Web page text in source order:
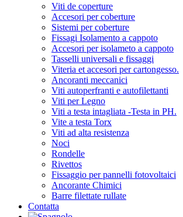
Viti de coperture
Accesori per coberture
Sistemi per coberture
Fissagi Isolamento a cappoto
Accesori per isolameto a cappoto
Tasselli universali e fissaggi
Viteria et accesori per cartongesso.
Ancoranti meccanici
Viti autoperfranti e autofilettanti
Viti per Legno
Viti a testa intagliata -Testa in PH.
Vite a testa Torx
Viti ad alta resistenza
Noci
Rondelle
Rivettos
Fissaggio per pannelli fotovoltaici
Ancorante Chimici
Barre filettate rullate
Contatta